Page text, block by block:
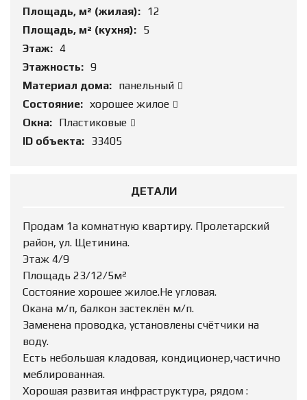
Площадь, м² (жилая): 12
Площадь, м² (кухня): 5
Этаж: 4
Этажность: 9
Материал дома: панельный
Состояние: хорошее жилое
Окна: Пластиковые
ID объекта: 33405
ДЕТАЛИ
Продам 1а комнатную квартиру. Пролетарский
район, ул. Щетинина.
Этаж 4/9
Площадь 23/12/5м²
Состояние хорошее жилое.Не угловая.
Окана м/п, балкон застеклён м/п.
Заменена проводка, установлены счётчики на
воду.
Есть небольшая кладовая, кондиционер,частично
меблированная.
Хорошая развитая инфраструктура, рядом :